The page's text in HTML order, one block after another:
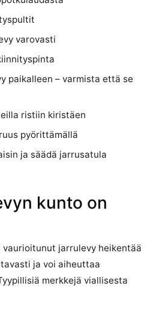
varovasti
paikalleen – varmista että se
ristiin kiristäen
pyörittämällä
ja säädä jarrusatula
kunto on
jarrulevy heikentää
ja voi aiheuttaa
merkkejä viallisesta